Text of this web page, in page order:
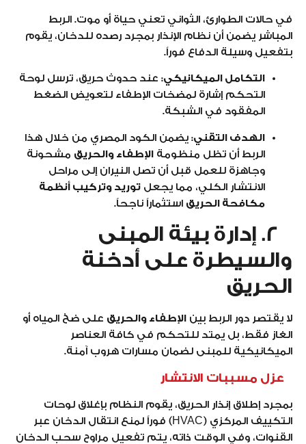
في حالات الطوارئ، الثواني تعني حياة أو موت. الربط
المباشر يضمن أن نظام الإنذار بمجرد رصده للدخان، يقوم
بتفعيل وسيلة الدفاع فوراً.
التكامل الميكانيكي: عند حدوث حريق، ترسل لوحة
التحكم إشارة لمضخات الإطفاء لتعويض الضغط
المفقود في الشبكة.
الهدف التقني: يضمن الكود المصري من خلال هذا
الربط أن تظل منظومة الإطفاء والحريق مشحونة
وجاهزة للعمل قبل أن تصل النيران إلى مراحل
الانتشار الكلي، مما يجعل توريد وتركيب أنظمة
مكافحة الحريق استثماراً ناجحاً.
2. إدارة بيئة المبنى
والسيطرة على أدخنة
الحريق
لا يقتصر دور الربط بين الإطفاء والحريق على ضخ المياه أو
الغاز فقط، بل يمتد للتحكم في كافة العناصر
الميكانيكية للمبنى لضمان مسارات هروب آمنة.
عزل مسببات الانتشار
بمجرد إطلاق إنذار الحريق، يقوم النظام بإغلاق لوحات
التكييف المركزي (HVAC) فوراً لمنع انتقال الدخان عبر
القنوات، وفي الوقت ذاته، يتم تفعيل مراوح سحب الدخان